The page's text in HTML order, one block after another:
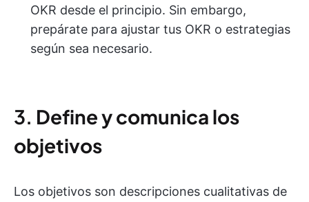
OKR desde el principio. Sin embargo,
prepárate para ajustar tus OKR o estrategias
según sea necesario.
3. Define y comunica los
objetivos
Los objetivos son descripciones cualitativas de